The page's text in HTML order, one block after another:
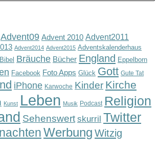
Advent09 Advent 2010 Advent2011
Advent2014 Advent2015 Adventskalenderhaus
Bibel Bräuche Bücher England Eppelborn
Facebook Foto Apps Glück Gott Gute Tat
iPhone Karwoche Kinder Kirche
Kunst Leben Musik Podcast Religion
Sehenswert skurril Twitter
Werbung Witzig